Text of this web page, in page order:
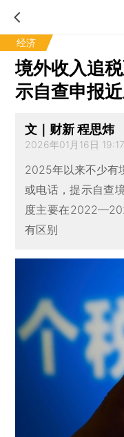
经济
境外收入追
示自查申报
文｜财新 程思炜
2026年01月16日 19:17
2025年以来不少有
或电话，提示自查
度主要在
有区别